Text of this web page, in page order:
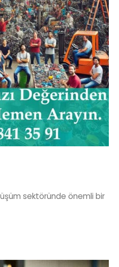
sektöründe önemli bir